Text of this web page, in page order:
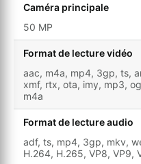
Caméra principale
50 MP
Format de lecture vidéo
aac, m4a, mp4, 3gp, ts,
xmf, rtx, ota, imy, mp3,
m4a
Format de lecture audio
adf, ts, mp4, 3gp, mkv,
H.264, H.265, VP8, VP9,